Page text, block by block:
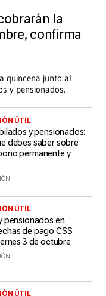
la
confirma
quincena junto al
y pensionados.
ÚTIL
y pensionados:
debes saber sobre
permanente y
ÚTIL
pensionados en
de pago CSS
3 de octubre
ÚTIL